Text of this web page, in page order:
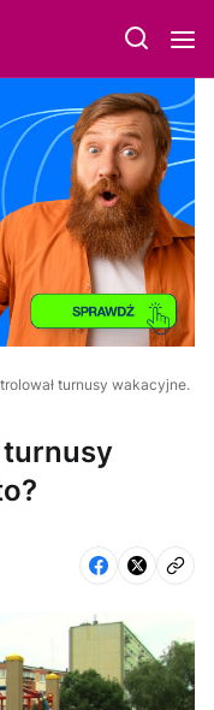
turnusy wakacyjne.
turnusy